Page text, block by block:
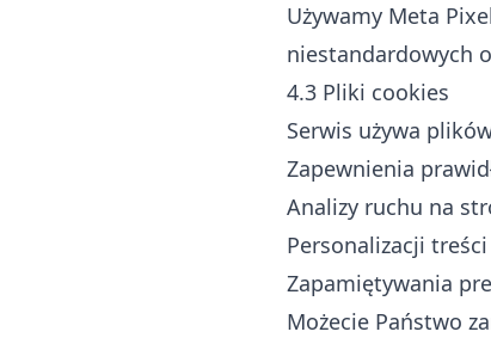
Używamy Meta
niestandardowych
4.3 Pliki cookies
Serwis używa
Zapewnienia
Analizy ruchu na
Personalizacji
Zapamiętywania
Możecie Państwo